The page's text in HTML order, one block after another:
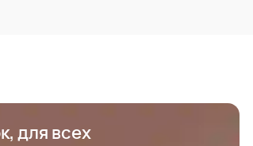
для всех